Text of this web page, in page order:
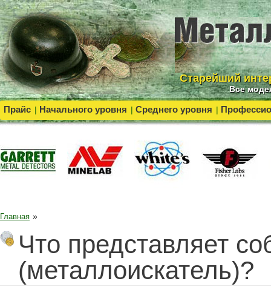
Cтарейший
Все
Прайс | Начального уровня | Среднего уровня |
Главная »
Что представляет
(металлоискатель)?